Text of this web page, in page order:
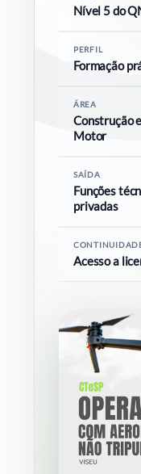
Nível 5 do
PERFIL
Formação
ÁREA
Construção
Motor
SAÍDA
Funções
privadas
Acesso a